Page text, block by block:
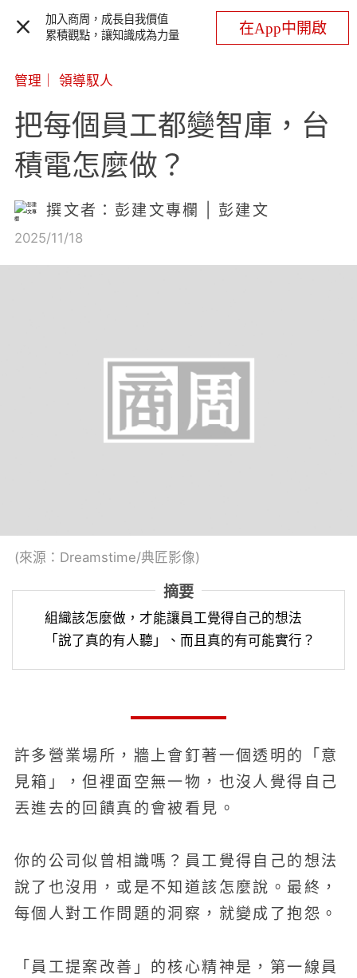
加入商周，成長自我價值
累積觀點，讓知識成為力量
在App中開啟
管理 領導馭人
把每個員工都變智庫，台
積電怎麼做？
撰文者：彭建文專欄 | 彭建文
2025/11/18
(來源：Dreamstime/典匠影像)
摘要
組織該怎麼做，才能讓員工覺得自己的想法
「說了真的有人聽」、而且真的有可能實行？
許多營業場所，牆上會釘著一個透明的「意
見箱」，但裡面空無一物，也沒人覺得自己
丟進去的回饋真的會被看見。
你的公司似曾相識嗎？員工覺得自己的想法
說了也沒用，或是不知道該怎麼說。最終，
每個人對工作問題的洞察，就變成了抱怨。
「員工提案改善」的核心精神是，第一線員